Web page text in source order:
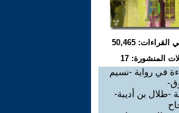
القراءات: 50,465
المنشورة: 17
في رواية -نسيم
-طلال بن أديبة-